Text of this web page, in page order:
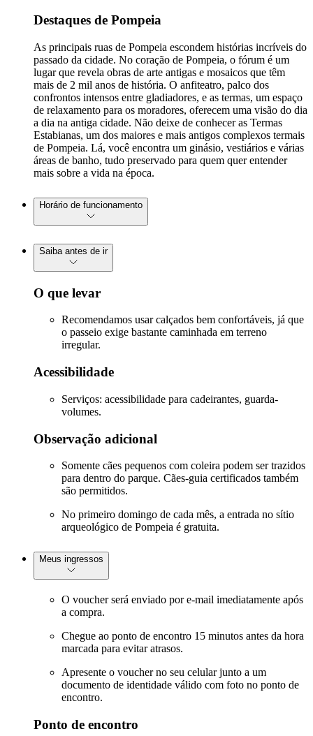
Destaques de Pompeia
As principais ruas de Pompeia escondem histórias incríveis do
passado da cidade. No coração de Pompeia, o fórum é um
lugar que revela obras de arte antigas e mosaicos que têm
mais de 2 mil anos de história. O anfiteatro, palco dos
confrontos intensos entre gladiadores, e as termas, um espaço
de relaxamento para os moradores, oferecem uma visão do dia
a dia na antiga cidade. Não deixe de conhecer as Termas
Estabianas, um dos maiores e mais antigos complexos termais
de Pompeia. Lá, você encontra um ginásio, vestiários e várias
áreas de banho, tudo preservado para quem quer entender
mais sobre a vida na época.
Horário de funcionamento
Saiba antes de ir
O que levar
Recomendamos usar calçados bem confortáveis, já que
o passeio exige bastante caminhada em terreno
irregular.
Acessibilidade
Serviços: acessibilidade para cadeirantes, guarda-
volumes.
Observação adicional
Somente cães pequenos com coleira podem ser trazidos
para dentro do parque. Cães-guia certificados também
são permitidos.
No primeiro domingo de cada mês, a entrada no sítio
arqueológico de Pompeia é gratuita.
Meus ingressos
O voucher será enviado por e-mail imediatamente após
a compra.
Chegue ao ponto de encontro 15 minutos antes da hora
marcada para evitar atrasos.
Apresente o voucher no seu celular junto a um
documento de identidade válido com foto no ponto de
encontro.
Ponto de encontro